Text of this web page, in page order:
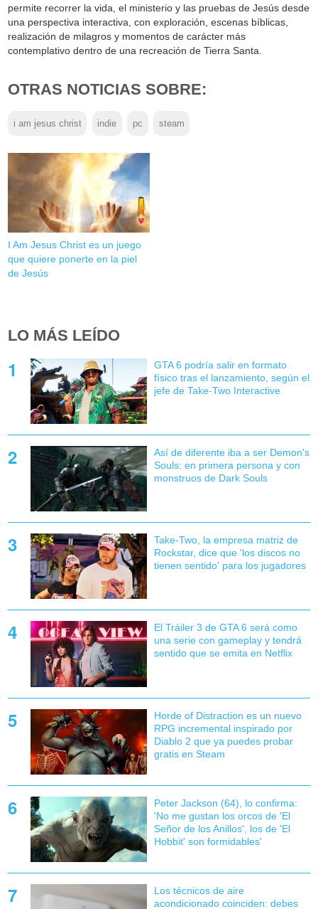
permite recorrer la vida, el ministerio y las pruebas de Jesús desde
una perspectiva interactiva, con exploración, escenas bíblicas,
realización de milagros y momentos de carácter más
contemplativo dentro de una recreación de Tierra Santa.
OTRAS NOTICIAS SOBRE:
i am jesus christ indie pc steam
I Am Jesus Christ es un juego
que quiere ponerte en la piel
de Jesús
LO MÁS LEÍDO
GTA 6 podría salir en formato
físico tras el lanzamiento, según el
jefe de Take-Two Interactive
Así de diferente iba a ser Demon's
Souls: en primera persona y con
monstruos de Dark Souls
Take-Two, la empresa matriz de
Rockstar, dice que 'los discos no
tienen sentido' para los jugadores
El Tráiler 3 de GTA 6 será como
una serie con gameplay y tendrá
sentido que se emita en Netflix
Horde of Distraction es un nuevo
RPG incremental inspirado por
Diablo 2 que ya puedes probar
gratis en Steam
Peter Jackson (64), lo confirma:
'No me gustan los orcos de 'El
Señor de los Anillos', los de 'El
Hobbit' son formidables'
Los técnicos de aire
acondicionado coinciden: debes